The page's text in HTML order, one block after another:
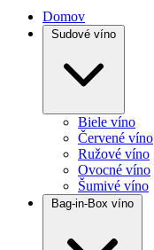
Domov
Sudové víno
Biele víno
Červené víno
Ružové víno
Ovocné víno
Šumivé víno
Bag-in-Box víno